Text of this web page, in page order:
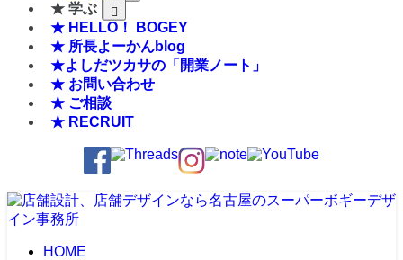
★ 学ぶ
★ HELLO！ BOGEY
★ 所長よーかんblog
★よしだツカサの「開業ノート」
★ お問い合わせ
★ ご相談
★ RECRUIT
HOME